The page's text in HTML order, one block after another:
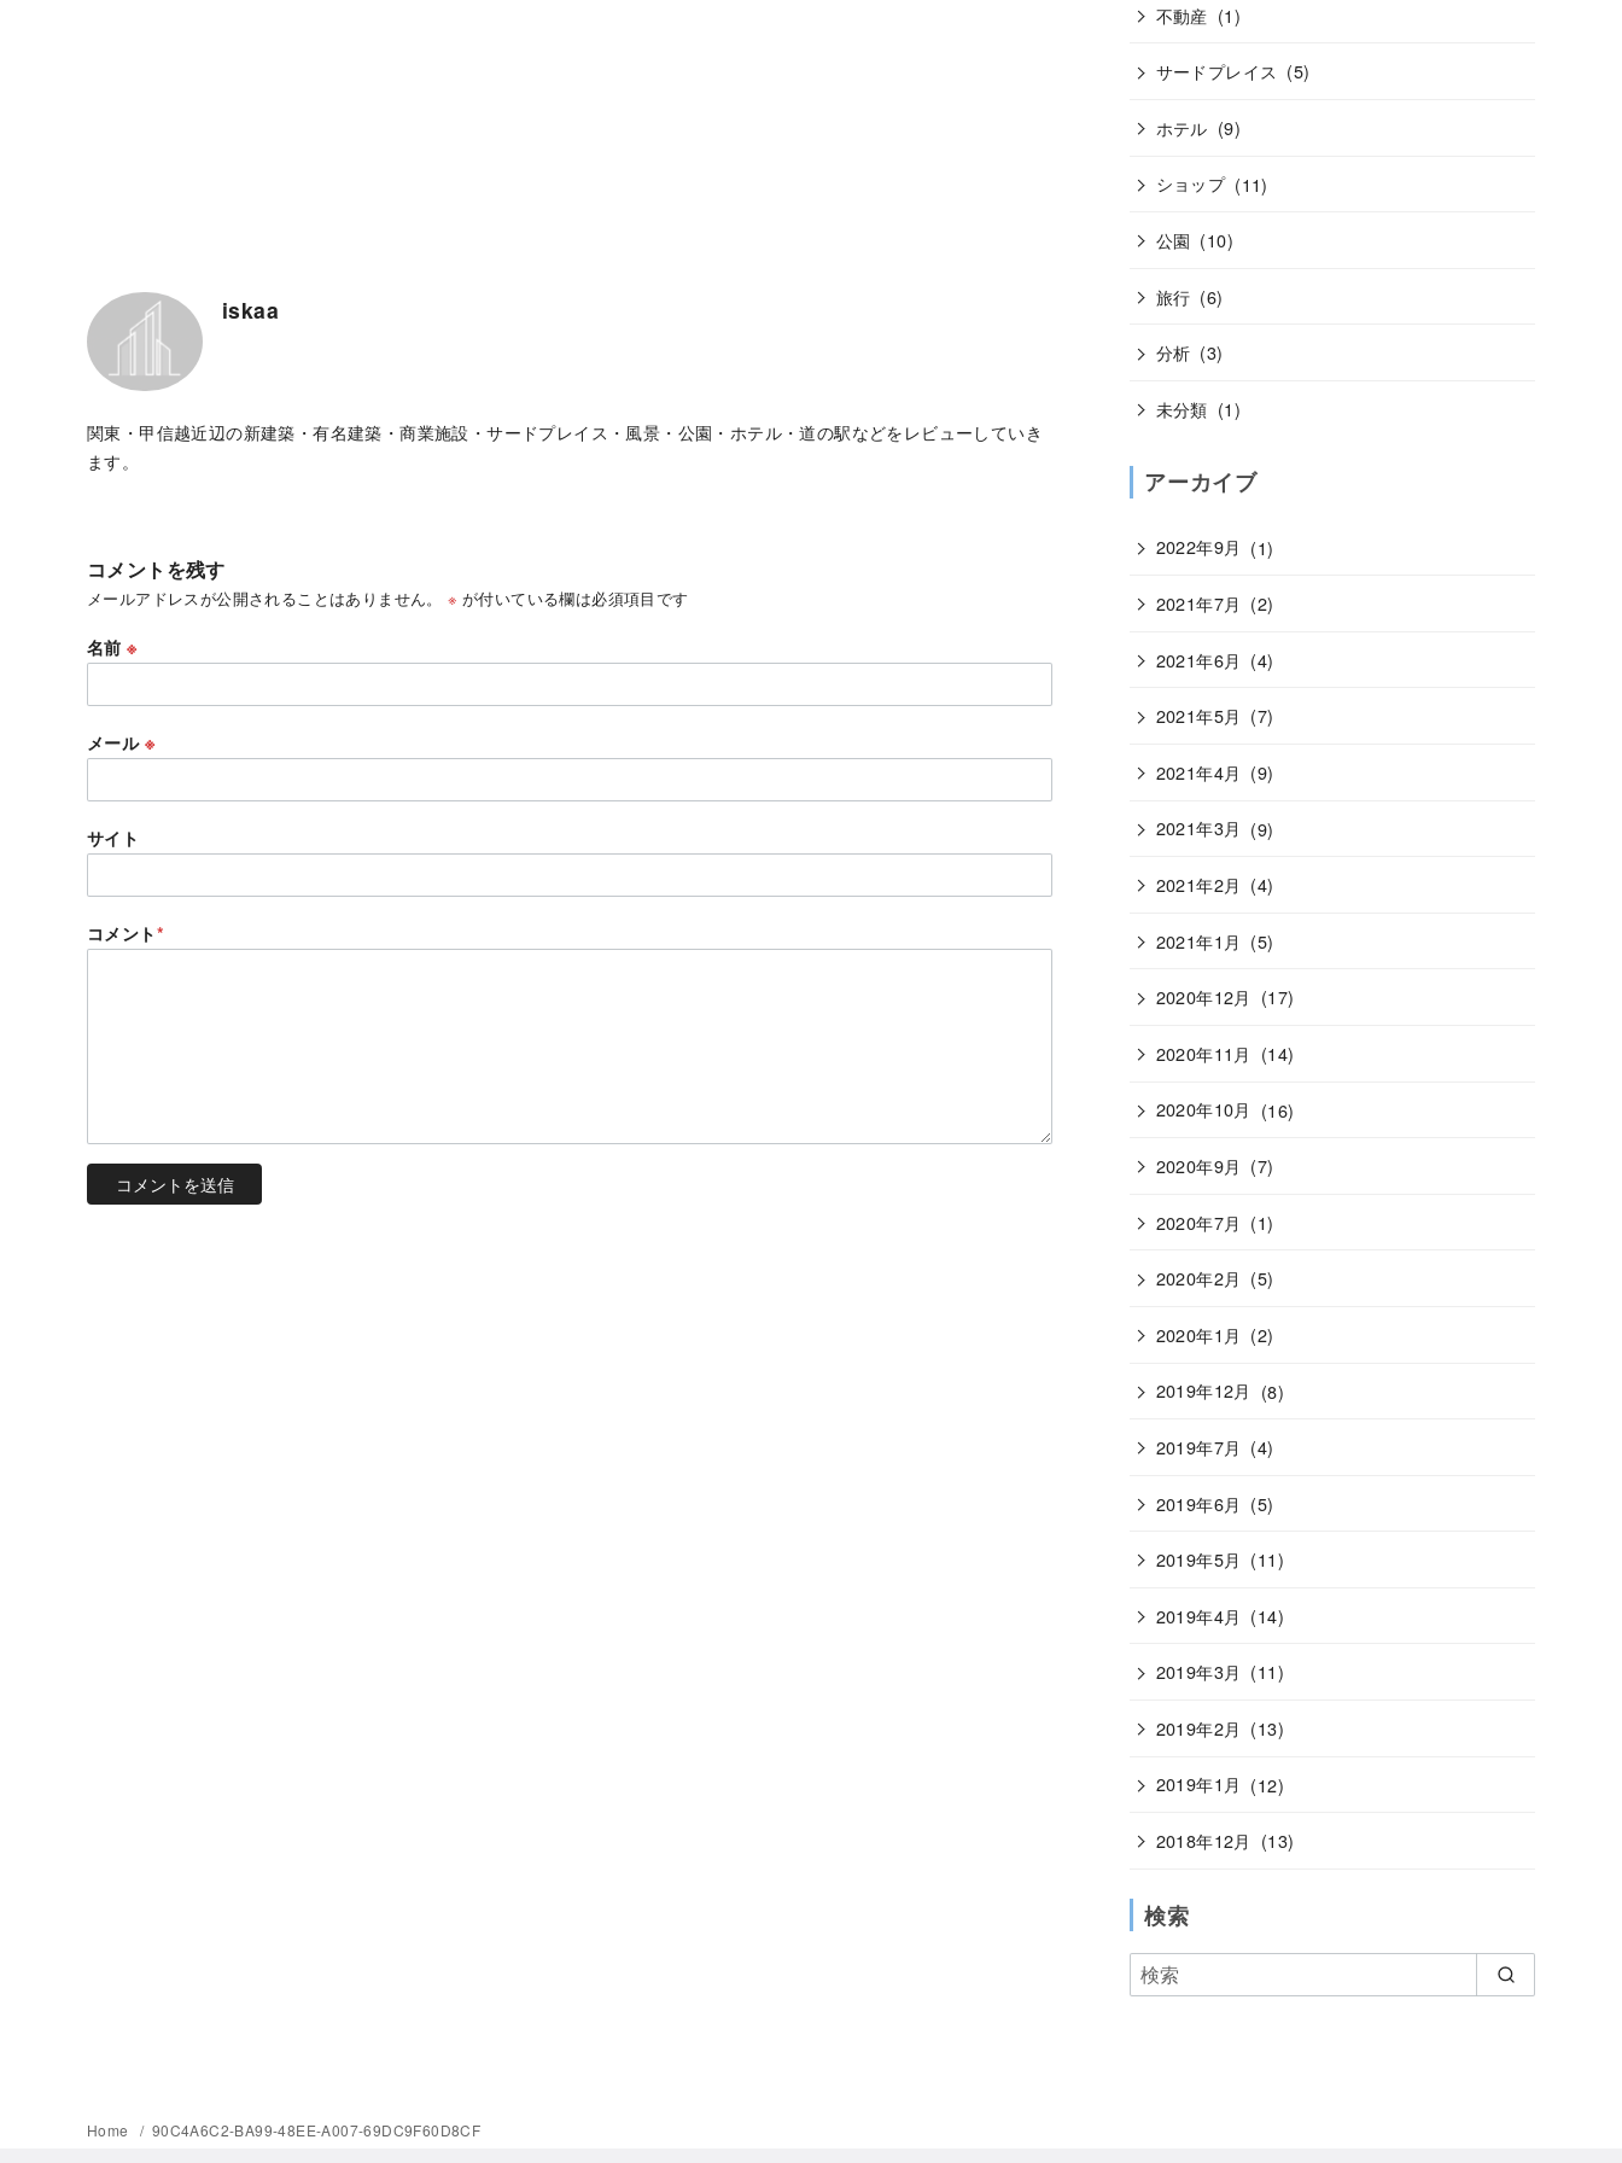
iskaa
関東・甲信越近辺の新建築・有名建築・商業施設・サードプレイス・風景・公園・ホテル・道の駅などをレビューしていき
ます。
コメントを残す
メールアドレスが公開されることはありません。 ※ が付いている欄は必須項目です
名前※
メール ※
サイト
コメント*
不動産 (1)
サードプレイス (5)
ホテル (9)
ショップ (11)
公園 (10)
旅行 (6)
分析 (3)
未分類 (1)
アーカイブ
2022年9月 (1)
2021年7月 (2)
2021年6月 (4)
2021年5月 (7)
2021年4月 (9)
2021年3月 (9)
2021年2月 (4)
2021年1月 (5)
2020年12月 (17)
2020年11月 (14)
2020年10月 (16)
2020年9月 (7)
2020年7月 (1)
2020年2月 (5)
2020年1月 (2)
2019年12月 (8)
2019年7月 (4)
2019年6月 (5)
2019年5月 (11)
2019年4月 (14)
2019年3月 (11)
2019年2月 (13)
2019年1月 (12)
2018年12月 (13)
検索
Home 90C4A6C2-BA99-48EE-A007-69DC9F60D8CF